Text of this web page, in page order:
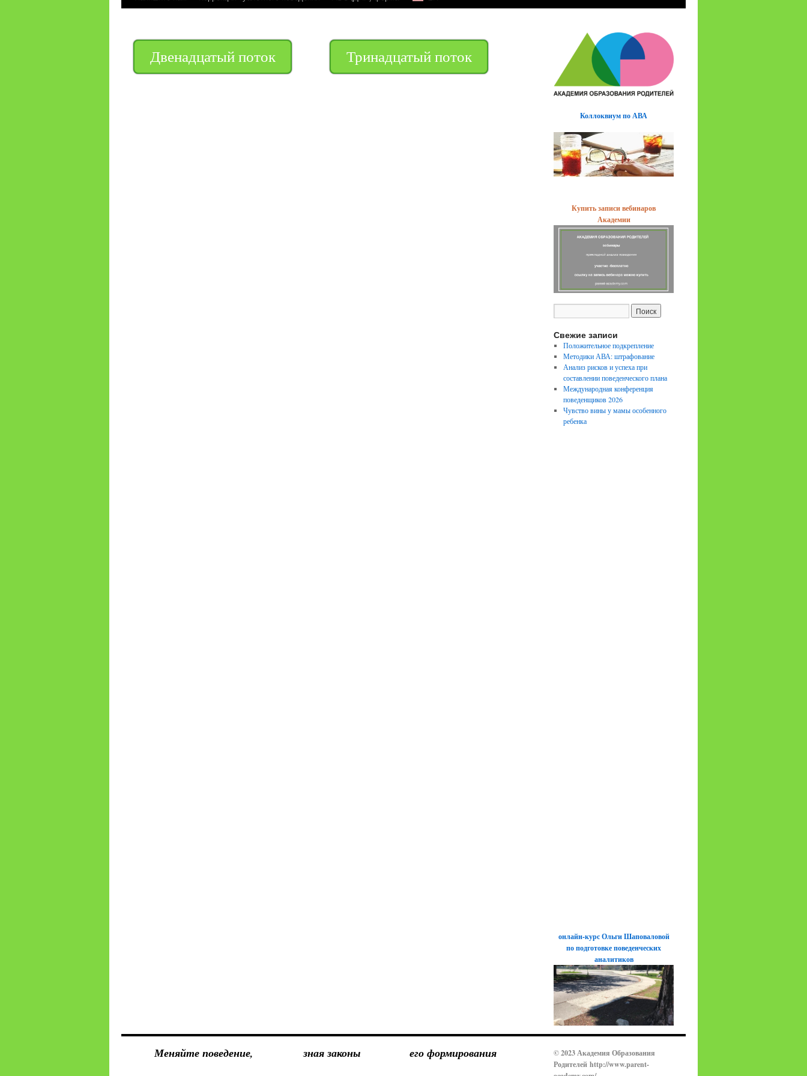
Двенадцатый поток Тринадцатый поток
Коллоквиум по АВА
Купить записи вебинаров
Академии
Свежие записи
Положительное подкрепление
Методики АВА: штрафование
Анализ рисков и успеха при
составлении поведенческого плана
Международная конференция
поведенщиков 2026
Чувство вины у мамы особенного
ребенка
онлайн-курс Ольги Шаповаловой
по подготовке поведенческих
аналитиков
Меняйте поведение, зная законы его формирования
© 2023 Академия Образования
Родителей http://www.parent-